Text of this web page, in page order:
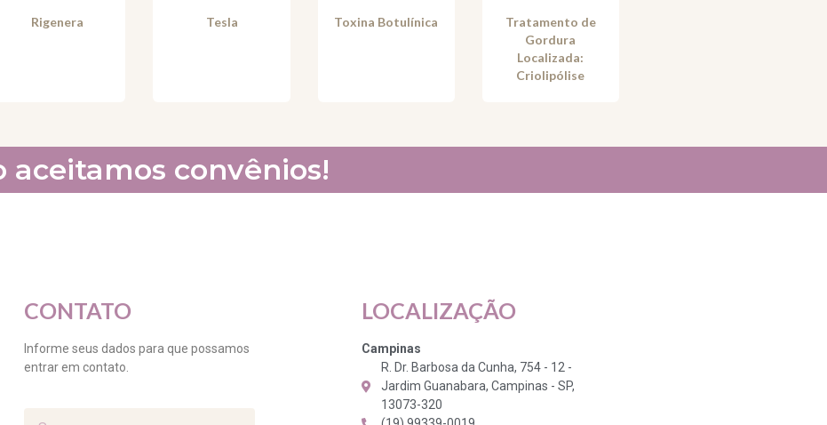
Rigenera Tesla Toxina Botulínica
Tratamento de
Gordura
Localizada:
Criolipólise
aceitamos convênios!
CONTATO
Informe seus dados para que possamos
entrar em contato.
LOCALIZAÇÃO
Campinas
R. Dr. Barbosa da Cunha, 754 - 12 -
Jardim Guanabara, Campinas - SP,
13073-320